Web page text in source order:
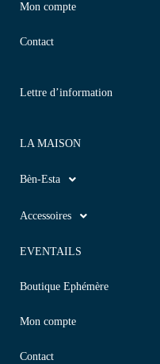
Mon compte
Contact
Lettre d’information
LA MAISON
Bèn-Esta
Accessoires
EVENTAILS
Boutique Ephémère
Mon compte
Contact